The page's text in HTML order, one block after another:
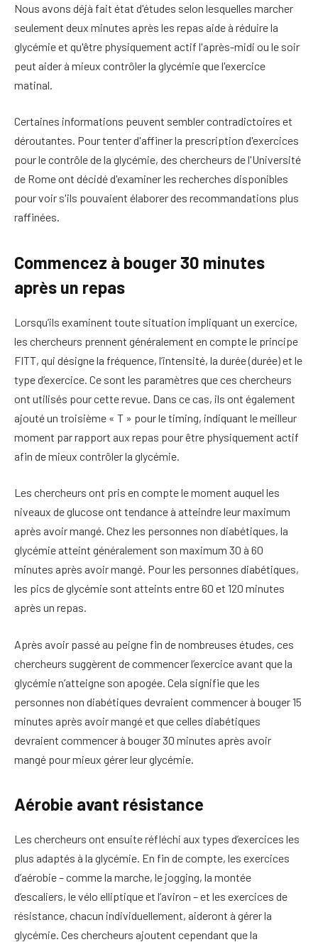
Nous avons déjà fait état d'études selon lesquelles marcher
seulement deux minutes après les repas aide à réduire la
glycémie et qu'être physiquement actif l'après-midi ou le soir
peut aider à mieux contrôler la glycémie que l'exercice
matinal.
Certaines informations peuvent sembler contradictoires et
déroutantes. Pour tenter d'affiner la prescription d'exercices
pour le contrôle de la glycémie, des chercheurs de l'Université
de Rome ont décidé d'examiner les recherches disponibles
pour voir s'ils pouvaient élaborer des recommandations plus
raffinées.
Commencez à bouger 30 minutes
après un repas
Lorsqu’ils examinent toute situation impliquant un exercice,
les chercheurs prennent généralement en compte le principe
FITT, qui désigne la fréquence, l’intensité, la durée (durée) et le
type d’exercice. Ce sont les paramètres que ces chercheurs
ont utilisés pour cette revue. Dans ce cas, ils ont également
ajouté un troisième « T » pour le timing, indiquant le meilleur
moment par rapport aux repas pour être physiquement actif
afin de mieux contrôler la glycémie.
Les chercheurs ont pris en compte le moment auquel les
niveaux de glucose ont tendance à atteindre leur maximum
après avoir mangé. Chez les personnes non diabétiques, la
glycémie atteint généralement son maximum 30 à 60
minutes après avoir mangé. Pour les personnes diabétiques,
les pics de glycémie sont atteints entre 60 et 120 minutes
après un repas.
Après avoir passé au peigne fin de nombreuses études, ces
chercheurs suggèrent de commencer l’exercice avant que la
glycémie n’atteigne son apogée. Cela signifie que les
personnes non diabétiques devraient commencer à bouger 15
minutes après avoir mangé et que celles diabétiques
devraient commencer à bouger 30 minutes après avoir
mangé pour mieux gérer leur glycémie.
Aérobie avant résistance
Les chercheurs ont ensuite réfléchi aux types d’exercices les
plus adaptés à la glycémie. En fin de compte, les exercices
d’aérobie – comme la marche, le jogging, la montée
d’escaliers, le vélo elliptique et l’aviron – et les exercices de
résistance, chacun individuellement, aideront à gérer la
glycémie. Ces chercheurs ajoutent cependant que la